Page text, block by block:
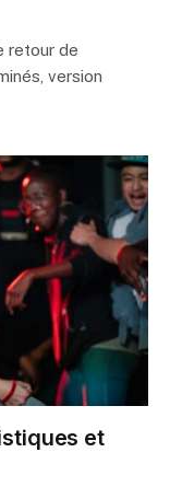
retour de
version
et